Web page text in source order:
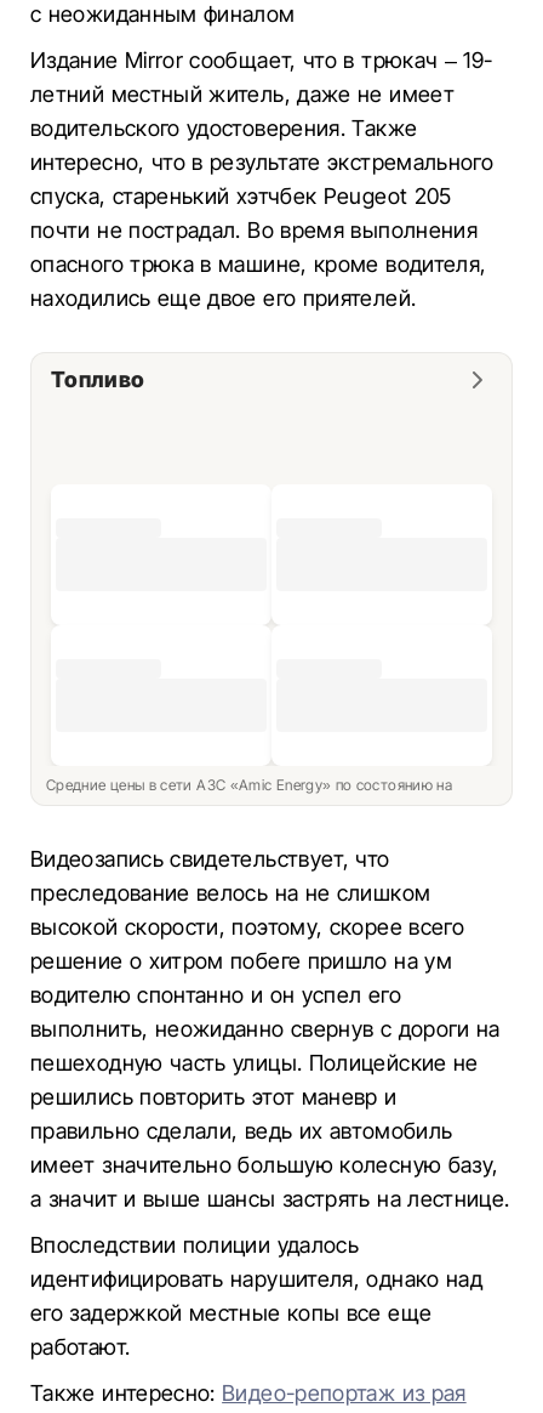
с неожиданным финалом
Издание Mirror сообщает, что в трюкач – 19-
летний местный житель, даже не имеет
водительского удостоверения. Также
интересно, что в результате экстремального
спуска, старенький хэтчбек Peugeot 205
почти не пострадал. Во время выполнения
опасного трюка в машине, кроме водителя,
находились еще двое его приятелей.
Топливо
Средние цены в сети АЗС «Amic Energy» по состоянию на
Видеозапись свидетельствует, что
преследование велось на не слишком
высокой скорости, поэтому, скорее всего
решение о хитром побеге пришло на ум
водителю спонтанно и он успел его
выполнить, неожиданно свернув с дороги на
пешеходную часть улицы. Полицейские не
решились повторить этот маневр и
правильно сделали, ведь их автомобиль
имеет значительно большую колесную базу,
а значит и выше шансы застрять на лестнице.
Впоследствии полиции удалось
идентифицировать нарушителя, однако над
его задержкой местные копы все еще
работают.
Также интересно: Видео-репортаж из рая